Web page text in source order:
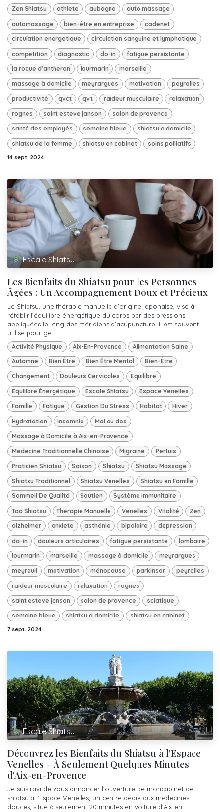
Zen Shiatsu athlete aubagne auto massage
automassage bien-être en entreprise cadenet
circulation energetique circulation sanguine et lymphatique
competition diagnostic do-in fatigue persistante
la roque d'antheron lourmarin marseille
massage à domicile meyrargues motivation peyrolles
productivité qvct qvt raideur musculaire relaxation
rognes saint esteve janson salon de provence
santé des employés semaine bleue shiatsu a domicile
shiatsu de la femme shiatsu en cabinet soins palliatifs
14 sept. 2024
Escale Shiatsu
Les Bienfaits du Shiatsu pour les Personnes
Âgées : Un Accompagnement Doux et Précieux
Le Shiatsu, une thérapie manuelle d’origine japonaise, vise à
rétablir l’équilibre énergétique du corps par des pressions
appliquées le long des méridiens d’acupuncture. Il est souvent
utilisé pour gé...
Activité Physique Aix-En-Provence Alimentation Saine
Automne Bien Être Bien Être Mental Bien-Être
Changement Douleurs Cervicales Equilibre
Equilibre Énergétique Escale Shiatsu Espace Venelles
Famille Fatigue Gestion Du Stress Habitat Hiver
Hydratation Insomnie Mal au dos
Massage à Domicile à Aix-en-Provence
Medecine Traditionnelle Chinoise Migraine Pertuis
Praticien Shiatsu Saison Shiatsu Shiatsu Massage
Shiatsu Traditionnel Shiatsu Venelles Shiatsu en Famille
Sommeil De Qualité Soutien Système Immunitaire
Tao Shiatsu Therapie Manuelle Venelles Vitalité Zen
alzheimer anxiete asthénie bipolaire depression
do-in douleurs articulaires fatigue persistante lombaire
lourmarin marseille massage à domicile meyrargues
meyreuil motivation ménopause parkinson peyrolles
raideur musculaire relaxation rognes
saint esteve janson salon de provence sciatique
semaine bleue shiatsu a domicile shiatsu en cabinet
7 sept. 2024
Escale Shiatsu
Découvrez les Bienfaits du Shiatsu à l'Espace
Venelles – À Seulement Quelques Minutes
d'Aix-en-Provence
Je suis ravi de vous annoncer l'ouverture de moncabinet de
shiatsu à l'Espace Venelles, un centre dédié aux médecines
douces, situé à seulement 20 minutes en voiture d'Aix-en-